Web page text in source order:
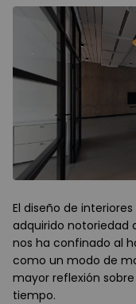
El diseño de
adquirido notoriedad
nos ha confinado al
como un modo de
mayor reflexión
tiempo.